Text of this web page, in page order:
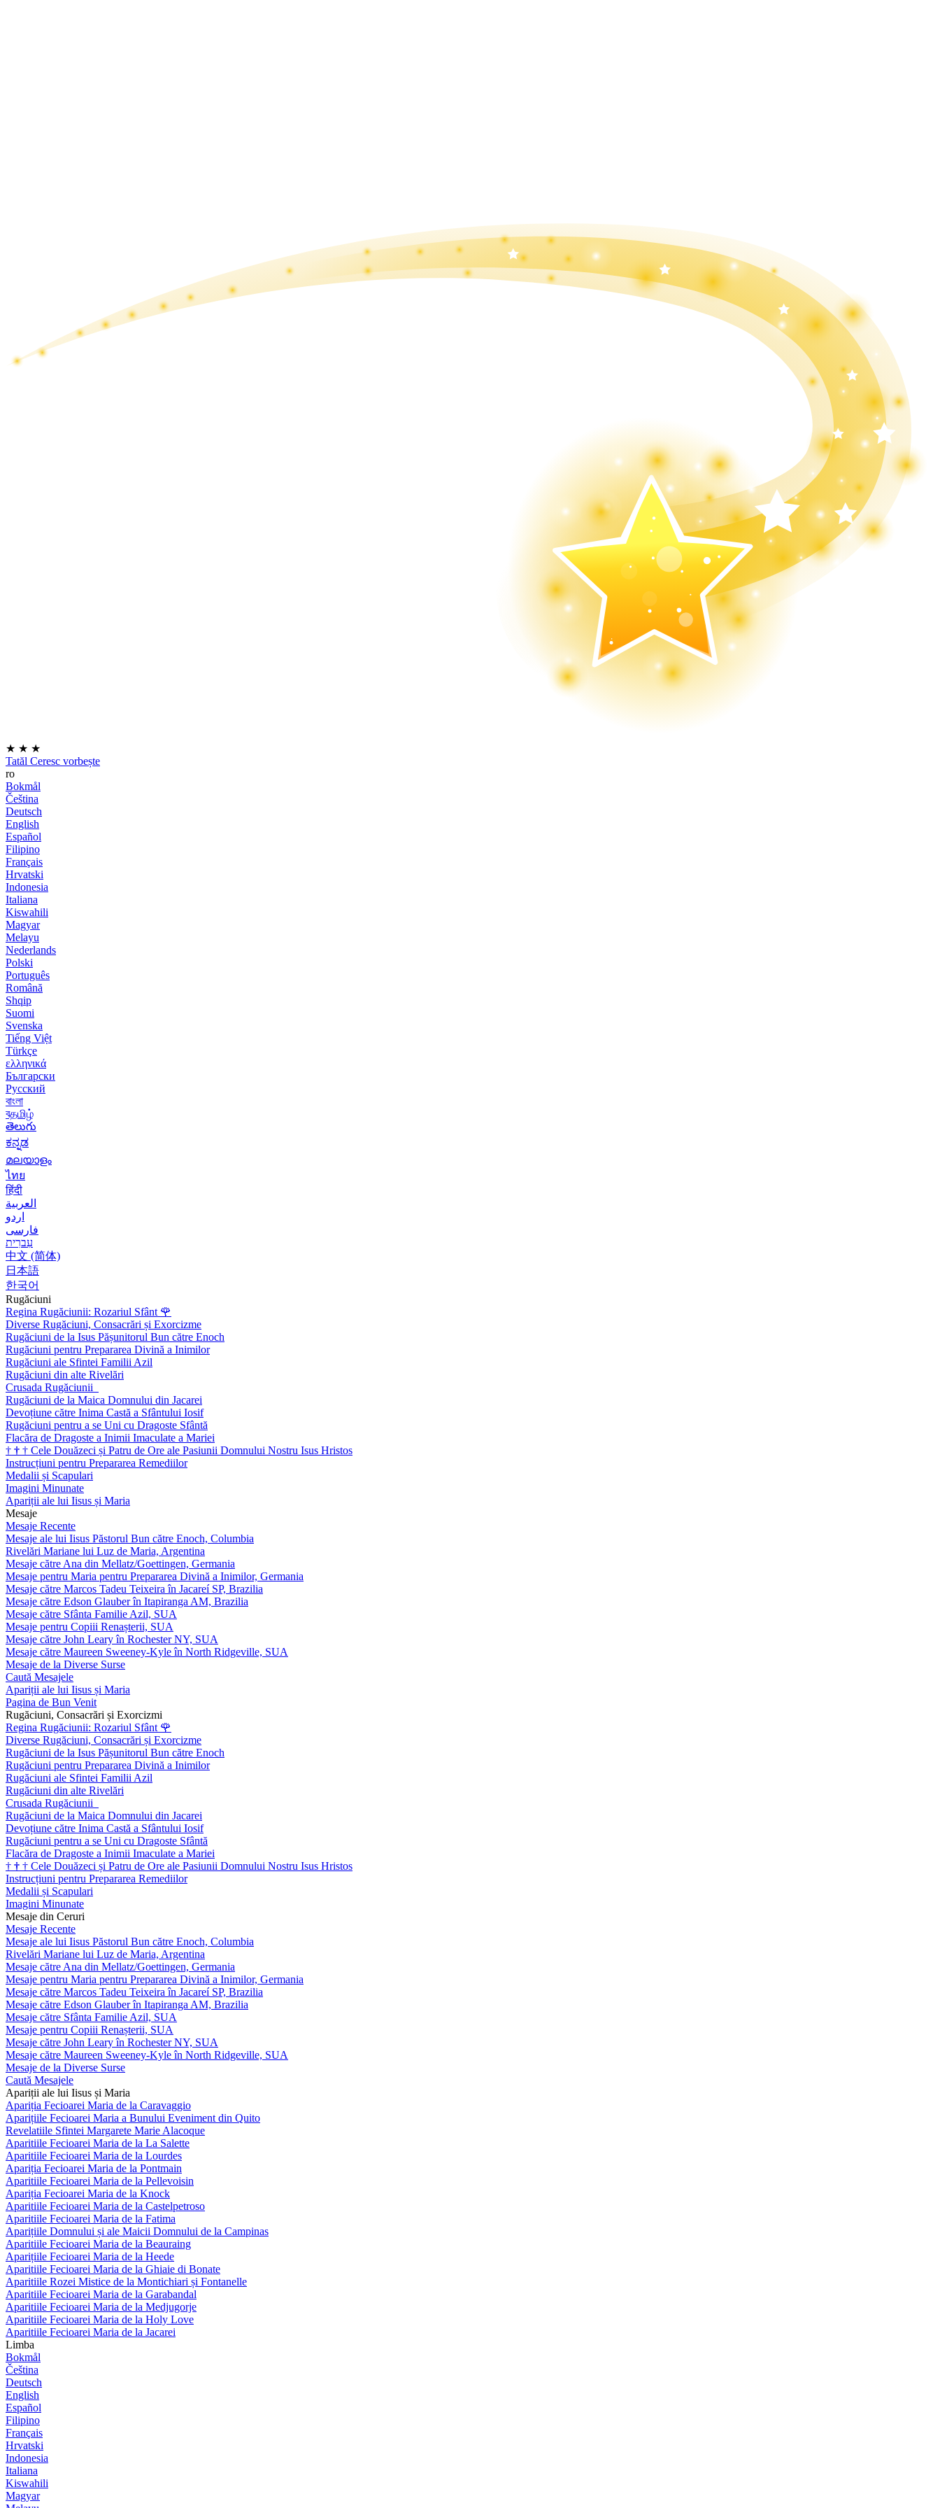
★ ★ ★
Tatăl Ceresc vorbește
ro
Bokmål
Čeština
Deutsch
English
Español
Filipino
Français
Hrvatski
Indonesia
Italiana
Kiswahili
Magyar
Melayu
Nederlands
Polski
Português
Română
Shqip
Suomi
Svenska
Tiếng Việt
Türkçe
ελληνικά
Български
Русский
বাংলা
বதமிழ்
తెలుగు
ಕನ್ನಡ
മലയാളം
ไทย
हिंदी
العربية
اردو
فارسی
עִברִית
中文 (简体)
日本語
한국어
Rugăciuni
Regina Rugăciunii: Rozariul Sfânt 🌹
Diverse Rugăciuni, Consacrări și Exorcizme
Rugăciuni de la Isus Pășunitorul Bun către Enoch
Rugăciuni pentru Prepararea Divină a Inimilor
Rugăciuni ale Sfintei Familii Azil
Rugăciuni din alte Rivelări
Crusada Rugăciunii
Rugăciuni de la Maica Domnului din Jacarei
Devoțiune către Inima Castă a Sfântului Iosif
Rugăciuni pentru a se Uni cu Dragoste Sfântă
Flacăra de Dragoste a Inimii Imaculate a Mariei
† † † Cele Douăzeci și Patru de Ore ale Pasiunii Domnului Nostru Isus Hristos
Instrucțiuni pentru Prepararea Remediilor
Medalii și Scapulari
Imagini Minunate
Apariții ale lui Iisus și Maria
Mesaje
Mesaje Recente
Mesaje ale lui Iisus Păstorul Bun către Enoch, Columbia
Rivelări Mariane lui Luz de Maria, Argentina
Mesaje către Ana din Mellatz/Goettingen, Germania
Mesaje pentru Maria pentru Prepararea Divină a Inimilor, Germania
Mesaje către Marcos Tadeu Teixeira în Jacareí SP, Brazilia
Mesaje către Edson Glauber în Itapiranga AM, Brazilia
Mesaje către Sfânta Familie Azil, SUA
Mesaje pentru Copiii Renașterii, SUA
Mesaje către John Leary în Rochester NY, SUA
Mesaje către Maureen Sweeney-Kyle în North Ridgeville, SUA
Mesaje de la Diverse Surse
Caută Mesajele
Apariții ale lui Iisus și Maria
Pagina de Bun Venit
Rugăciuni, Consacrări și Exorcizmi
Regina Rugăciunii: Rozariul Sfânt 🌹
Diverse Rugăciuni, Consacrări și Exorcizme
Rugăciuni de la Isus Pășunitorul Bun către Enoch
Rugăciuni pentru Prepararea Divină a Inimilor
Rugăciuni ale Sfintei Familii Azil
Rugăciuni din alte Rivelări
Crusada Rugăciunii
Rugăciuni de la Maica Domnului din Jacarei
Devoțiune către Inima Castă a Sfântului Iosif
Rugăciuni pentru a se Uni cu Dragoste Sfântă
Flacăra de Dragoste a Inimii Imaculate a Mariei
† † † Cele Douăzeci și Patru de Ore ale Pasiunii Domnului Nostru Isus Hristos
Instrucțiuni pentru Prepararea Remediilor
Medalii și Scapulari
Imagini Minunate
Mesaje din Ceruri
Mesaje Recente
Mesaje ale lui Iisus Păstorul Bun către Enoch, Columbia
Rivelări Mariane lui Luz de Maria, Argentina
Mesaje către Ana din Mellatz/Goettingen, Germania
Mesaje pentru Maria pentru Prepararea Divină a Inimilor, Germania
Mesaje către Marcos Tadeu Teixeira în Jacareí SP, Brazilia
Mesaje către Edson Glauber în Itapiranga AM, Brazilia
Mesaje către Sfânta Familie Azil, SUA
Mesaje pentru Copiii Renașterii, SUA
Mesaje către John Leary în Rochester NY, SUA
Mesaje către Maureen Sweeney-Kyle în North Ridgeville, SUA
Mesaje de la Diverse Surse
Caută Mesajele
Apariții ale lui Iisus și Maria
Apariția Fecioarei Maria de la Caravaggio
Aparițiile Fecioarei Maria a Bunului Eveniment din Quito
Revelatiile Sfintei Margarete Marie Alacoque
Aparitiile Fecioarei Maria de la La Salette
Aparitiile Fecioarei Maria de la Lourdes
Apariția Fecioarei Maria de la Pontmain
Aparitiile Fecioarei Maria de la Pellevoisin
Apariția Fecioarei Maria de la Knock
Aparitiile Fecioarei Maria de la Castelpetroso
Aparitiile Fecioarei Maria de la Fatima
Aparițiile Domnului și ale Maicii Domnului de la Campinas
Aparitiile Fecioarei Maria de la Beauraing
Aparițiile Fecioarei Maria de la Heede
Aparitiile Fecioarei Maria de la Ghiaie di Bonate
Aparitiile Rozei Mistice de la Montichiari și Fontanelle
Aparitiile Fecioarei Maria de la Garabandal
Aparitiile Fecioarei Maria de la Medjugorje
Aparitiile Fecioarei Maria de la Holy Love
Aparitiile Fecioarei Maria de la Jacarei
Limba
Bokmål
Čeština
Deutsch
English
Español
Filipino
Français
Hrvatski
Indonesia
Italiana
Kiswahili
Magyar